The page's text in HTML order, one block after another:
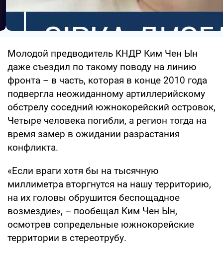
Молодой предводитель КНДР Ким Чен Ын
даже съездил по такому поводу на линию
фронта – в часть, которая в конце 2010 года
подвергла неожиданному артиллерийскому
обстрелу соседний южнокорейский островок,
Четыре человека погибли, а регион тогда на
время замер в ожидании разрастания
конфликта.
«Если враги хотя бы на тысячную
миллиметра вторгнутся на нашу территорию,
на их головы обрушится беспощадное
возмездие», – пообещал Ким Чен Ын,
осмотрев сопредельные южнокорейские
территории в стереотрубу.